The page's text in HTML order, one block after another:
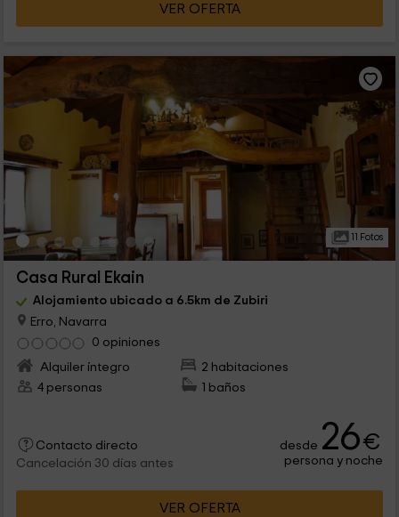
VER OFERTA
11 Fotos
Casa Rural Ekain
Alojamiento ubicado a 6.5km de Zubiri
Erro, Navarra
0 opiniones
Alquiler íntegro
2 habitaciones
4 personas
1 baños
Contacto directo
Cancelación 30 días antes
desde 26€
persona y noche
VER OFERTA